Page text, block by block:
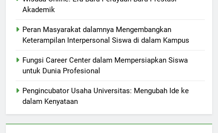
Akademik
Peran Masyarakat dalamnya Mengembangkan
Keterampilan Interpersonal Siswa di dalam Kampus
Fungsi Career Center dalam Mempersiapkan Siswa
untuk Dunia Profesional
Pengincubator Usaha Universitas: Mengubah Ide ke
dalam Kenyataan